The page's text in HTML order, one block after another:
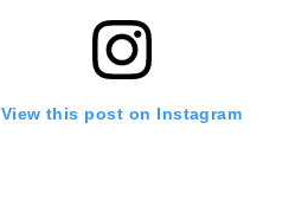
View this post on Instagram